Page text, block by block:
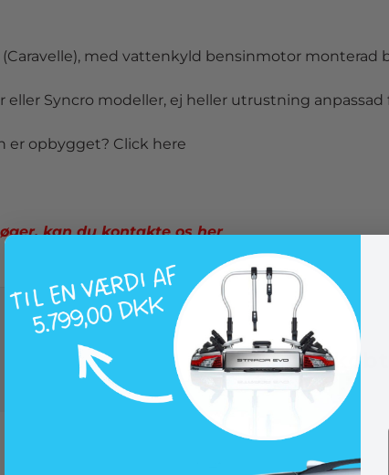
med vattenkyld bensinmotor monterad
Syncro modeller, ej heller utrustning anpassad
er opbygget? Click here
er, kan du kontakte os her
Andre